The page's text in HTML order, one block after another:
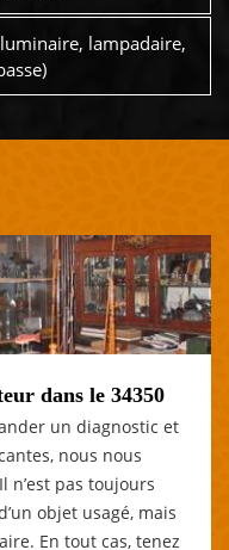
lampadaire,
dans le 34350
un diagnostic et
nous nous
n’est pas toujours
objet usagé, mais
En tout cas, tenez